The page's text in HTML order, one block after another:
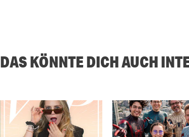
DAS KÖNNTE DICH AUCH